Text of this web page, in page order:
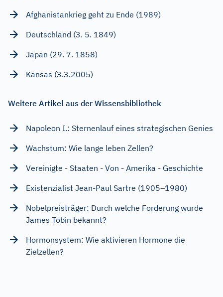
Afghanistankrieg geht zu Ende (1989)
Deutschland (3. 5. 1849)
Japan (29. 7. 1858)
Kansas (3.3.2005)
Weitere Artikel aus der Wissensbibliothek
Napoleon I.: Sternenlauf eines strategischen Genies
Wachstum: Wie lange leben Zellen?
Vereinigte - Staaten - Von - Amerika - Geschichte
Existenzialist Jean-Paul Sartre (1905–1980)
Nobelpreisträger: Durch welche Forderung wurde
James Tobin bekannt?
Hormonsystem: Wie aktivieren Hormone die
Zielzellen?